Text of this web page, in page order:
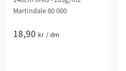
Martindale 80 000
18,90 kr /dm